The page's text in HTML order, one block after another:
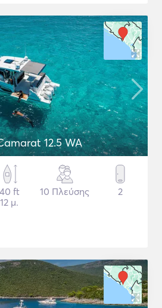
12.5 WA
40 ft
12 μ.
10 Πλεύσης 2